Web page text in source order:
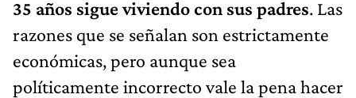
35 años sigue viviendo con sus padres. Las
razones que se señalan son estrictamente
económicas, pero aunque sea
políticamente incorrecto vale la pena hacer